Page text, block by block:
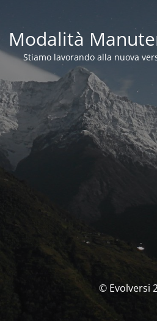
Modalità
Stiamo lavorando alla nuova
© Evolversi